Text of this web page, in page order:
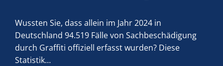
Wussten Sie, dass allein im Jahr 2024 in
Deutschland 94.519 Fälle von Sachbeschädigung
durch Graffiti offiziell erfasst wurden? Diese
Statistik…